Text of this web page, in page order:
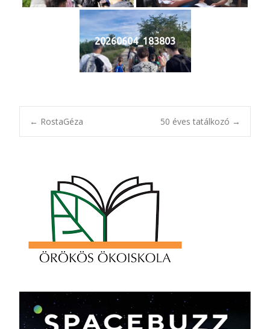
20260604_183803
Post
navigation
← RostaGéza 50 éves tatálkozó →